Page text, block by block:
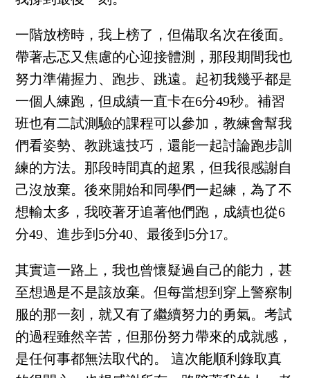
一階放榜時，我上榜了，但備取名次在後面。
帶著忐忑又焦慮的心迎接體測，那段期間我也
努力準備握力、跑步、跳遠。起初我幾乎都是
一個人練跑，但成績一直卡在6分49秒。補習
班也有二試測驗的課程可以參加，教練會幫我
們看姿勢、教跳遠技巧，還能一起討論跑步訓
練的方法。那段時間真的超累，但我很感謝自
己沒放棄。後來開始和同學們一起練，為了不
想輸太多，我咬著牙追著他們跑，成績也從6
分49、進步到5分40、最後到5分17。
其實這一路上，我也曾懷疑過自己的能力，甚
至想過是不是該放棄。但每當想到穿上警察制
服的那一刻，就又有了繼續努力的勇氣。考試
的過程雖然辛苦，但那份努力帶來的成就感，
是任何事都無法取代的。 這次能順利錄取真